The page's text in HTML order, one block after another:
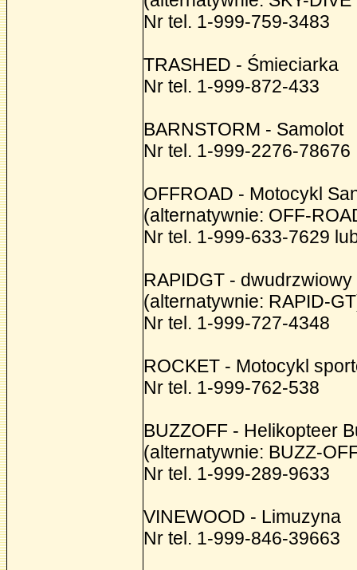
Nr tel. 1-999-759-3483
TRASHED - Śmieciarka
Nr tel. 1-999-872-433
BARNSTORM - Samolot
Nr tel. 1-999-2276-78676
OFFROAD - Motocykl
(alternatywnie: OFF-
Nr tel. 1-999-633-7629
RAPIDGT -
(alternatywnie: RAPID-
Nr tel. 1-999-727-4348
ROCKET - Motocykl
Nr tel. 1-999-762-538
BUZZOFF - Helikopteer
(alternatywnie: BUZZ-
Nr tel. 1-999-289-9633
VINEWOOD - Limuzyna
Nr tel. 1-999-846-39663